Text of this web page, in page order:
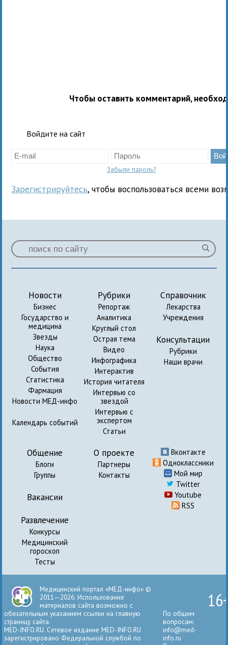
Чтобы оставить комментарий,
Войдите на сайт
Забыли пароль?
Зарегистрируйтесь, чтобы воспользоваться всеми
Новости
Бизнес
Государство и
медицина
Звезды
Наука
Общество
События
Статистика
Фармация
Новости МЕД-инфо
Календарь событий
Рубрики
Репортаж
Аналитика
Круглый стол
Острая тема
Видео
Инфографика
Интерактив
История читателя
Интервью со
звездой
Интервью с
экспертом
Статьи
Справочник
Лекарства
Учреждения
Консультации
Рубрики
Наши врачи
Общение
Блоги
Группы
Вакансии
Развлечение
Конкурсы
Медицинский
гороскоп
Тесты
О проекте
Партнеры
Контакты
Вконтакте
Одноклассники
Мой мир
Twitter
Youtube
RSS
Медицинский портал «МЕД-инфо» ©
2011—2026. Использование
материалов сайта возможно с
обязательным указанием ссылки на главную
страницу сайта.
MED-INFO.RU. Сетевое издание MED-INFO.RU
зарегистрировано Федеральной службой по
По общим
вопросам:
info@med-
info.ru